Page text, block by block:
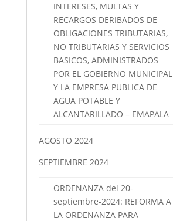
INTERESES, MULTAS Y
RECARGOS DERIBADOS DE
OBLIGACIONES TRIBUTARIAS,
NO TRIBUTARIAS Y SERVICIOS
BASICOS, ADMINISTRADOS
POR EL GOBIERNO MUNICIPAL
Y LA EMPRESA PUBLICA DE
AGUA POTABLE Y
ALCANTARILLADO – EMAPALA
AGOSTO 2024
SEPTIEMBRE 2024
ORDENANZA del 20-
septiembre-2024: REFORMA A
LA ORDENANZA PARA